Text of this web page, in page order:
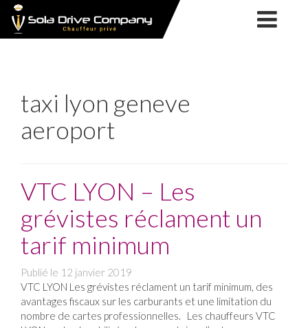
SOLA
DRIVE
SERVICES
NOS
SERVICES
CHAUFFEUR
PRIVÉ
CONTACT
RÉSERVATION
taxi lyon geneve
aeroport
VTC LYON – Les
grévistes réclament un
tarif minimum
Publié le 12 janvier 2019
VTC LYON Les grévistes réclament un tarif minimum, des
avantages fiscaux sur les carburants et une limitation du
nombre de cartes professionnelles. Les chauffeurs VTC